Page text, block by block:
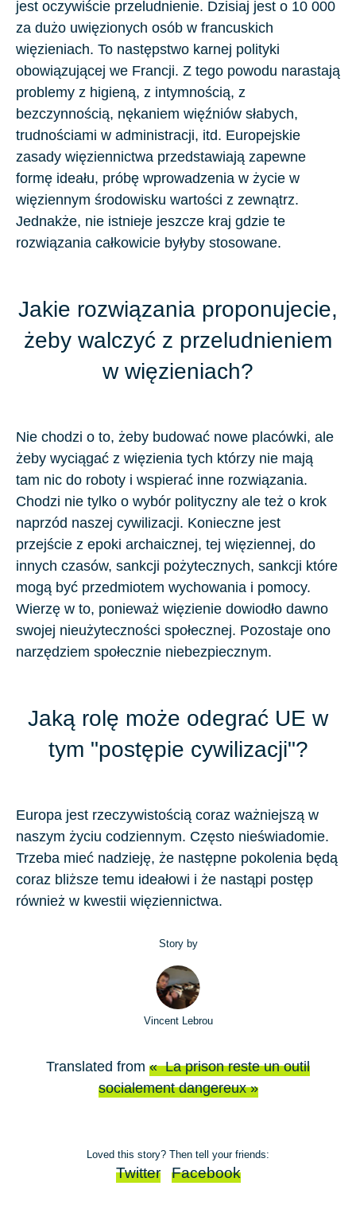
jest oczywiście przeludnienie. Dzisiaj jest o 10 000
za dużo uwięzionych osób w francuskich
więzieniach. To następstwo karnej polityki
obowiązującej we Francji. Z tego powodu narastają
problemy z higieną, z intymnością, z
bezczynnością, nękaniem więźniów słabych,
trudnościami w administracji, itd. Europejskie
zasady więziennictwa przedstawiają zapewne
formę ideału, próbę wprowadzenia w życie w
więziennym środowisku wartości z zewnątrz.
Jednakże, nie istnieje jeszcze kraj gdzie te
rozwiązania całkowicie byłyby stosowane.
Jakie rozwiązania proponujecie,
żeby walczyć z przeludnieniem
w więzieniach?
Nie chodzi o to, żeby budować nowe placówki, ale
żeby wyciągać z więzienia tych którzy nie mają
tam nic do roboty i wspierać inne rozwiązania.
Chodzi nie tylko o wybór polityczny ale też o krok
naprzód naszej cywilizacji. Konieczne jest
przejście z epoki archaicznej, tej więziennej, do
innych czasów, sankcji pożytecznych, sankcji które
mogą być przedmiotem wychowania i pomocy.
Wierzę w to, ponieważ więzienie dowiodło dawno
swojej nieużyteczności społecznej. Pozostaje ono
narzędziem społecznie niebezpiecznym.
Jaką rolę może odegrać UE w
tym "postępie cywilizacji"?
Europa jest rzeczywistością coraz ważniejszą w
naszym życiu codziennym. Często nieświadomie.
Trzeba mieć nadzieję, że następne pokolenia będą
coraz bliższe temu ideałowi i że nastąpi postęp
również w kwestii więziennictwa.
Story by
Vincent Lebrou
Translated from « La prison reste un outil
socialement dangereux »
Loved this story? Then tell your friends:
Twitter Facebook